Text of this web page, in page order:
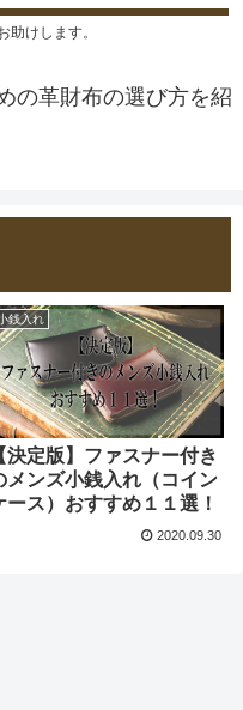
助けします。
の革財布の選び方を紹
銭入れ
決定版】ファスナー付き
メンズ小銭入れ（コイン
ース）おすすめ１１選！
2020.09.30